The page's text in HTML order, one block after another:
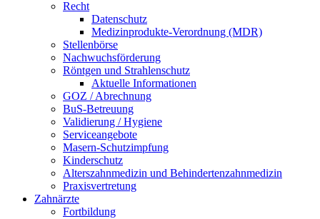
Recht
Datenschutz
Medizinprodukte-Verordnung (MDR)
Stellenbörse
Nachwuchsförderung
Röntgen und Strahlenschutz
Aktuelle Informationen
GOZ / Abrechnung
BuS-Betreuung
Validierung / Hygiene
Serviceangebote
Masern-Schutzimpfung
Kinderschutz
Alterszahnmedizin und Behindertenzahnmedizin
Praxisvertretung
Zahnärzte
Fortbildung